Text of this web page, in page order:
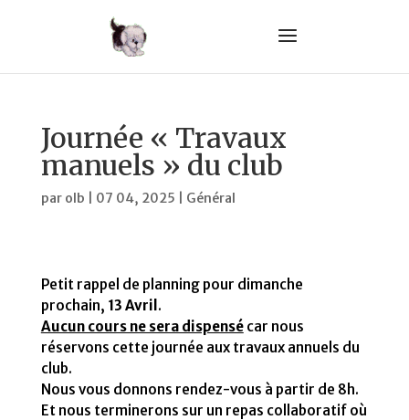
Journée « Travaux
manuels » du club
par olb 07 04, 2025 Général
Petit rappel de planning pour dimanche
prochain, 13 Avril .
Aucun cours ne sera dispensécar nous
réservons cette journée aux travaux annuels du
club.
Nous vous donnons rendez-vous à partir de 8h.
Et nous terminerons sur un repas collaboratif où